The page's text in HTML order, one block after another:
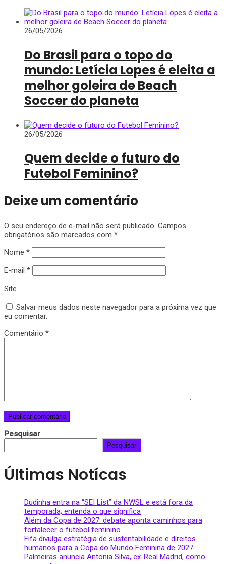
26/05/2026
Do Brasil para o topo do
mundo: Letícia Lopes é eleita a
melhor goleira de Beach
Soccer do planeta
26/05/2026
Quem decide o futuro do
Futebol Feminino?
Deixe um comentário
O seu endereço de e-mail não será publicado. Campos
obrigatórios são marcados com *
Nome *
E-mail *
Site
Salvar meus dados neste navegador para a próxima vez que
eu comentar.
Comentário *
Pesquisar
Pesquisar
Últimas Notícas
Dudinha entra na “SEI List” da NWSL e está fora da
temporada; entenda o que significa
Além da Copa de 2027: debate aponta caminhos para
fortalecer o futebol feminino
Fifa divulga estratégia de sustentabilidade e direitos
humanos para a Copa do Mundo Feminina de 2027
Palmeiras anuncia Antonia Silva, ex-Real Madrid, como